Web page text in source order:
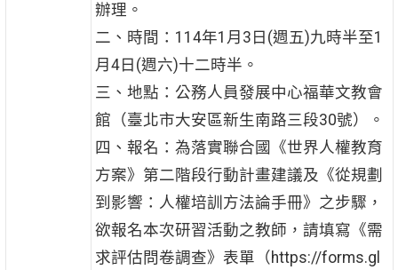
辦理。
二、時間：114年1月3日(週五)九時半至1
月4日(週六)十二時半。
三、地點：公務人員發展中心福華文教會
館（臺北市大安區新生南路三段30號）。
四、報名：為落實聯合國《世界人權教育
方案》第二階段行動計畫建議及《從規劃
到影響：人權培訓方法論手冊》之步驟，
欲報名本次研習活動之教師，請填寫《需
求評估問卷調查》表單（https://forms.gl